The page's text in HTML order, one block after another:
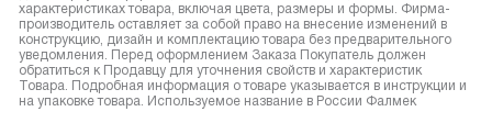
характеристиках товара, включая цвета, размеры и формы. Фирма-
производитель оставляет за собой право на внесение изменений в
конструкцию, дизайн и комплектацию товара без предварительного
уведомления. Перед оформлением Заказа Покупатель должен
обратиться к Продавцу для уточнения свойств и характеристик
Товара. Подробная информация о товаре указывается в инструкции и
на упаковке товара. Используемое название в России Фалмек